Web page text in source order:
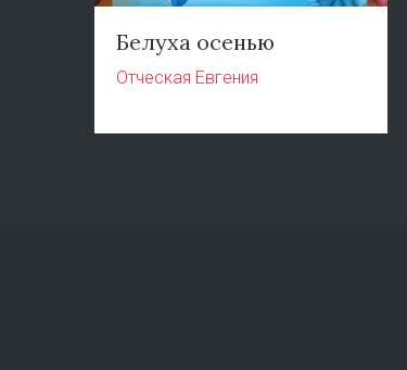
Белуха осенью
Отческая Евгения